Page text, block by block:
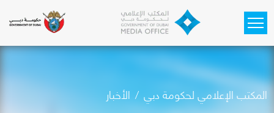
المكتب الإعلامي لحكومة دبي الأخبار